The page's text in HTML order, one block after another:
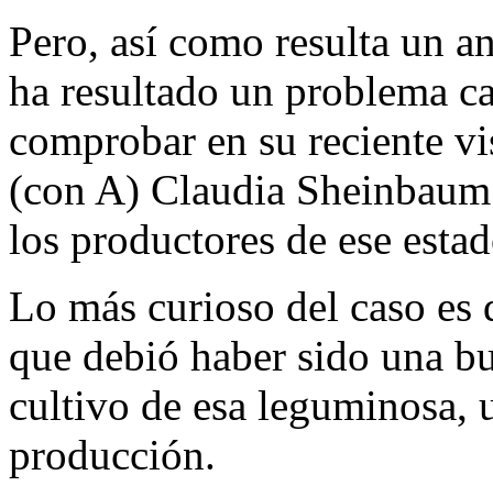
Pero, así como resulta un
ha resultado un problema
comprobar en su reciente
(con A) Claudia
los productores de ese
Lo más curioso del caso es
que debió haber sido una
cultivo de esa
producción.